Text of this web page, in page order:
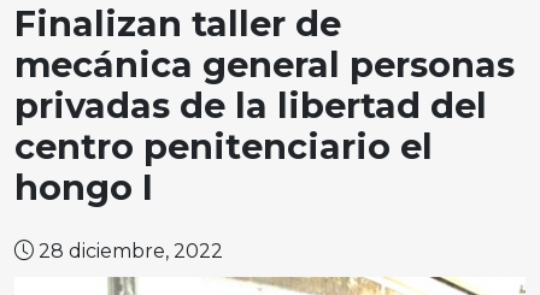
Finalizan taller de
mecánica general personas
privadas de la libertad del
centro penitenciario el
hongo I
28 diciembre, 2022